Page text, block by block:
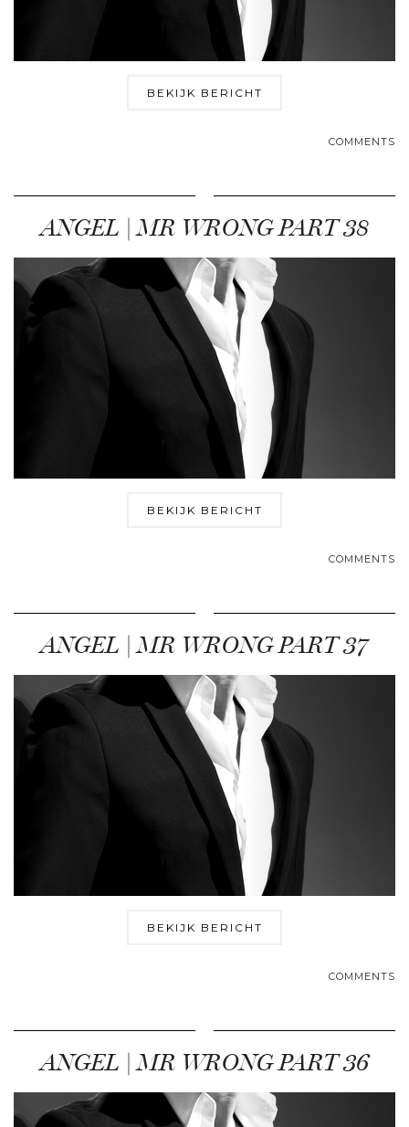
BEKIJK BERICHT
COMMENTS
ANGEL | MR WRONG PART 38
BEKIJK BERICHT
COMMENTS
ANGEL | MR WRONG PART 37
BEKIJK BERICHT
COMMENTS
ANGEL | MR WRONG PART 36